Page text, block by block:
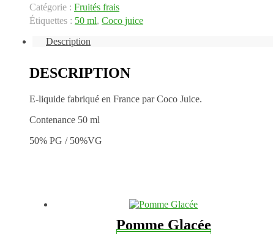
Catégorie : Fruités frais
Étiquettes : 50 ml, Coco juice
Description
DESCRIPTION
E-liquide fabriqué en France par Coco Juice.
Contenance 50 ml
50% PG / 50%VG
Pomme Glacée